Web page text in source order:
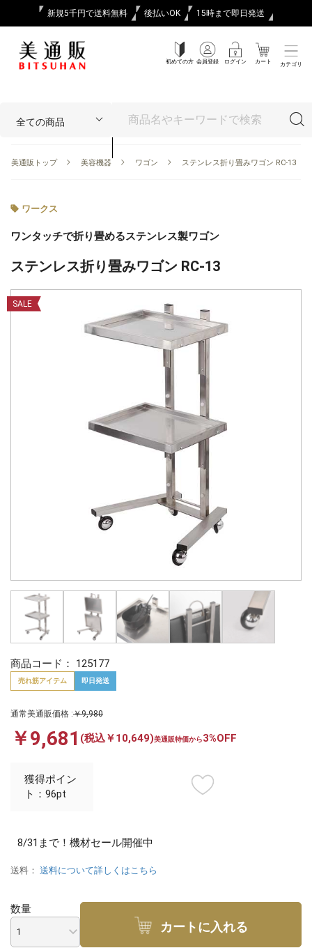
新規5千円で送料無料 後払いOK 15時まで即日発送
初めての方 会員登録 ログイン カート カテゴリ
美通販トップ 美容機器 ワゴン ステンレス折り畳みワゴン RC-13
ワークス
ワンタッチで折り畳めるステンレス製ワゴン
ステンレス折り畳みワゴン RC-13
SALE
商品コード： 125177
売れ筋アイテム 即日発送
通常美通販価格 :￥9,980
￥9,681 (税込￥10,649)美通販特価から3%OFF
獲得ポイン
ト：96pt
8/31まで！機材セール開催中
送料： 送料について詳しくはこちら
数量
カートに入れる